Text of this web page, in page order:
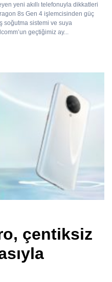
yeni akıllı telefonuyla dikkatleri
8s Gen 4 işlemcisinden güç
soğutma sistemi ve suya
geçtiğimiz ay...
çentiksiz